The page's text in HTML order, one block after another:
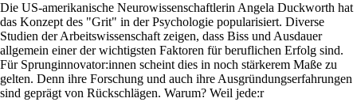
Die US-amerikanische Neurowissenschaftlerin Angela Duckworth hat
das Konzept des
Grit
in der Psychologie popularisiert. Diverse
Studien der Arbeitswissenschaft zeigen, dass Biss und Ausdauer
allgemein einer der wichtigsten Faktoren für beruflichen Erfolg sind.
Für Sprunginnovator:innen scheint dies in noch stärkerem Maße zu
gelten. Denn ihre Forschung und auch ihre Ausgründungserfahrungen
sind geprägt von Rückschlägen. Warum? Weil jede:r